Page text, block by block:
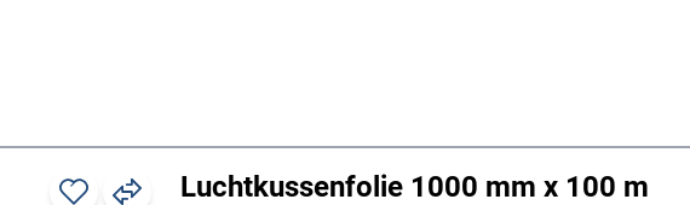
Luchtkussenfolie 1000 mm x 100 m